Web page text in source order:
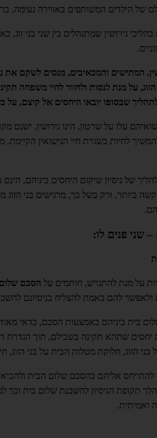
של הילדים המשותפים באווירה נעימה,
גירושין שמתנהלים בין שני בני זוג,
המתישים והמכאיבים, מנסים לשקם
הזוג, על מנת לנסות ולחזור לחיי משפחה
שבסופו יובאו היחסים אל קיצם,
עלו על שרטון, הינו גירושין.
לחיות בשגרת חיי הנישואין הקיימת.
של ניסיון שיקום היחסים ביניהם,
ביותר, ורק בשל כך, מרגישים בני הזוג
שני פנים לו:
על מנת להתגרש, חותמים על הסכם
להם באמת להצליח בניסיונם
בית ביניהם באמצעות הסכם, כדאי
יחסים שתהא תקינה בשבילם, תוך הגדרת
בני הזוג, חלוקת מטלות הבית על בני הזוג,
להתייחס אליהם בהסכם שלום הבית
תקופת הניסיון להשכנת שלום בית וכך
ואמיתית.